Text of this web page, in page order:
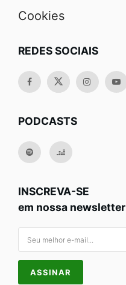
Cookies
REDES SOCIAIS
PODCASTS
INSCREVA-SE
em nossa newsletter